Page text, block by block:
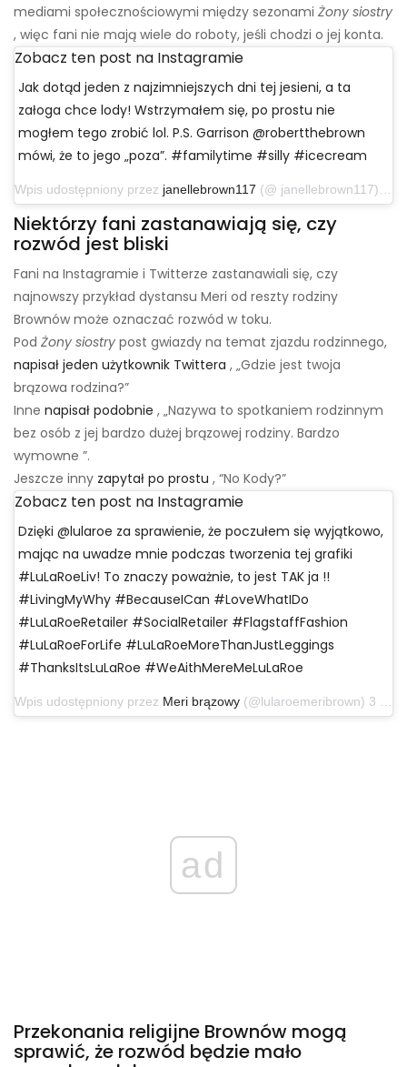
mediami społecznościowymi między sezonami Żony siostry
, więc fani nie mają wiele do roboty, jeśli chodzi o jej konta.
Zobacz ten post na Instagramie
Jak dotąd jeden z najzimniejszych dni tej jesieni, a ta
załoga chce lody! Wstrzymałem się, po prostu nie
mogłem tego zrobić lol. P.S. Garrison @robertthebrown
mówi, że to jego „poza”. #familytime #silly #icecream
Wpis udostępniony przez janellebrown117 (@ janellebrown117) 30 października 2019 o 3:24 czasu PDT
Niektórzy fani zastanawiają się, czy
rozwód jest bliski
Fani na Instagramie i Twitterze zastanawiali się, czy
najnowszy przykład dystansu Meri od reszty rodziny
Brownów może oznaczać rozwód w toku.
Pod Żony siostry post gwiazdy na temat zjazdu rodzinnego,
napisał jeden użytkownik Twittera , „Gdzie jest twoja
brązowa rodzina?”
Inne napisał podobnie , „Nazywa to spotkaniem rodzinnym
bez osób z jej bardzo dużej brązowej rodziny. Bardzo
wymowne ”.
Jeszcze inny zapytał po prostu , “No Kody?”
Zobacz ten post na Instagramie
Dzięki @lularoe za sprawienie, że poczułem się wyjątkowo,
mając na uwadze mnie podczas tworzenia tej grafiki
#LuLaRoeLiv! To znaczy poważnie, to jest TAK ja !!
#LivingMyWhy #BecauseICan #LoveWhatIDo
#LuLaRoeRetailer #SocialRetailer #FlagstaffFashion
#LuLaRoeForLife #LuLaRoeMoreThanJustLeggings
#ThanksItsLuLaRoe #WeAithMereMeLuLaRoe
Wpis udostępniony przez Meri brązowy (@lularoemeribrown) 3 listopada 2019 o 14:30 czasu PST
ad
Przekonania religijne Brownów mogą
sprawić, że rozwód będzie mało